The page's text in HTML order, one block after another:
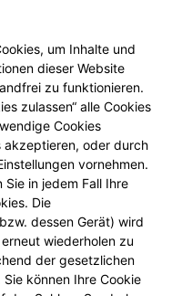
Vertrag
Sie dazu
weilheim.de.
des
Straße 8,
um Inhalte und
dieser Website
zu funktionieren.
zulassen“ alle Cookies
Cookies
akzeptieren, oder durch
vornehmen.
in jedem Fall Ihre
Die
dessen Gerät) wird
wiederholen zu
der gesetzlichen
können Ihre Cookie